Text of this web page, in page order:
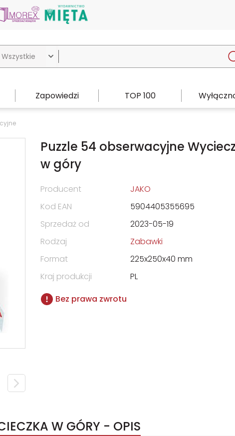

Zapowiedzi TOP 100
Puzzle 54 obserwacyjne
w góry
Producent
JAKO
Kod EAN
5904405355695
Sprzedaż od
2023-05-19
Rodzaj
Zabawki
Format
225x250x40 mm
Kraj produkcji
PL
Bez prawa zwrotu
OBSERWACYJNE WYCIECZKA W GÓRY - OPIS